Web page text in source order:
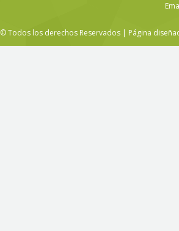
© Todos los derechos Reservados | Página